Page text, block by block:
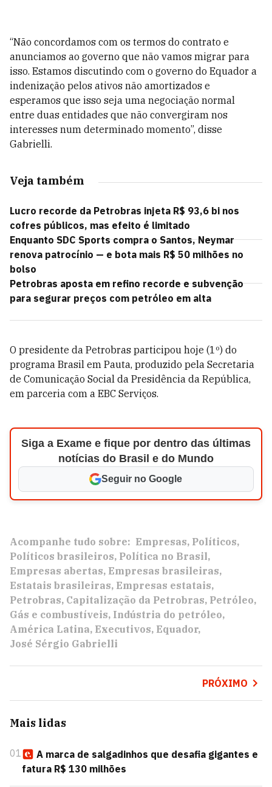
“Não concordamos com os termos do contrato e
anunciamos ao governo que não vamos migrar para
isso. Estamos discutindo com o governo do Equador a
indenização pelos ativos não amortizados e
esperamos que isso seja uma negociação normal
entre duas entidades que não convergiram nos
interesses num determinado momento”, disse
Gabrielli.
Veja também
Lucro recorde da Petrobras injeta R$ 93,6 bi nos
cofres públicos, mas efeito é limitado
Enquanto SDC Sports compra o Santos, Neymar
renova patrocínio — e bota mais R$ 50 milhões no
bolso
Petrobras aposta em refino recorde e subvenção
para segurar preços com petróleo em alta
O presidente da Petrobras participou hoje (1º) do
programa Brasil em Pauta, produzido pela Secretaria
de Comunicação Social da Presidência da República,
em parceria com a EBC Serviços.
Siga a Exame e fique por dentro das últimas
notícias do Brasil e do Mundo
Seguir no Google
Acompanhe tudo sobre: Empresas Políticos
Políticos brasileiros Política no Brasil
Empresas abertas Empresas brasileiras
Estatais brasileiras Empresas estatais
Petrobras Capitalização da Petrobras Petróleo
Gás e combustíveis Indústria do petróleo
América Latina Executivos Equador
José Sérgio Gabrielli
PRÓXIMO
Mais lidas
01
A marca de salgadinhos que desafia gigantes e
fatura R$ 130 milhões